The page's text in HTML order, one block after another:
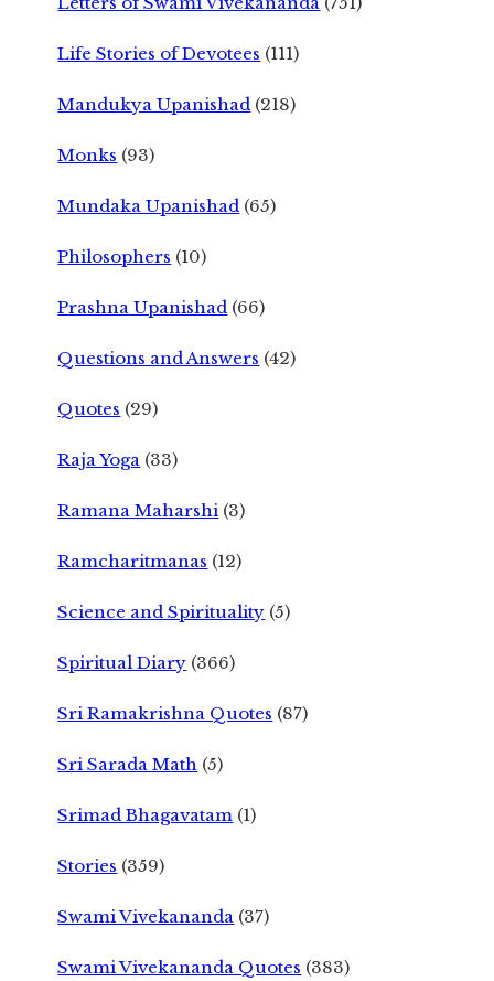
Life Stories of Devotees (111)
Mandukya Upanishad (218)
Monks (93)
Mundaka Upanishad (65)
Philosophers (10)
Prashna Upanishad (66)
Questions and Answers (42)
Quotes (29)
Raja Yoga (33)
Ramana Maharshi (3)
Ramcharitmanas (12)
Science and Spirituality (5)
Spiritual Diary (366)
Sri Ramakrishna Quotes (87)
Sri Sarada Math (5)
Srimad Bhagavatam (1)
Stories (359)
Swami Vivekananda (37)
Swami Vivekananda Quotes (383)